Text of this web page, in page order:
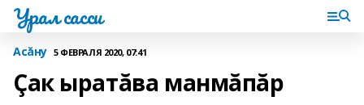
Урал сасси
Асăну 5 ФЕВРАЛЯ 2020, 07:41
Çак ыратăва манмăпăр